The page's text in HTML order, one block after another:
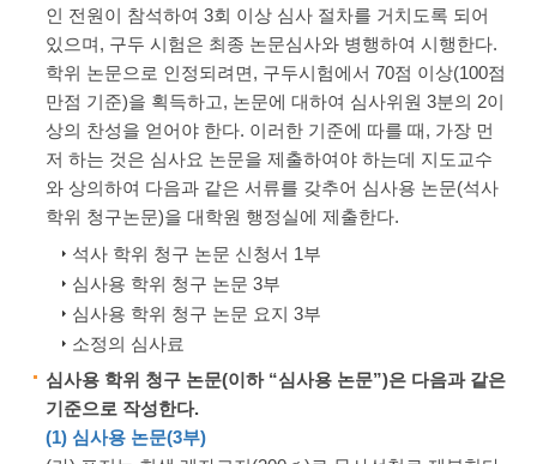
인 전원이 참석하여 3회 이상 심사 절차를 거치도록 되어
있으며, 구두 시험은 최종 논문심사와 병행하여 시행한다.
학위 논문으로 인정되려면, 구두시험에서 70점 이상(100점
만점 기준)을 획득하고, 논문에 대하여 심사위원 3분의 2이
상의 찬성을 얻어야 한다. 이러한 기준에 따를 때, 가장 먼
저 하는 것은 심사요 논문을 제출하여야 하는데 지도교수
와 상의하여 다음과 같은 서류를 갖추어 심사용 논문(석사
학위 청구논문)을 대학원 행정실에 제출한다.
석사 학위 청구 논문 신청서 1부
심사용 학위 청구 논문 3부
심사용 학위 청구 논문 요지 3부
소정의 심사료
심사용 학위 청구 논문(이하 “심사용 논문”)은 다음과 같은
기준으로 작성한다.
(1) 심사용 논문(3부)